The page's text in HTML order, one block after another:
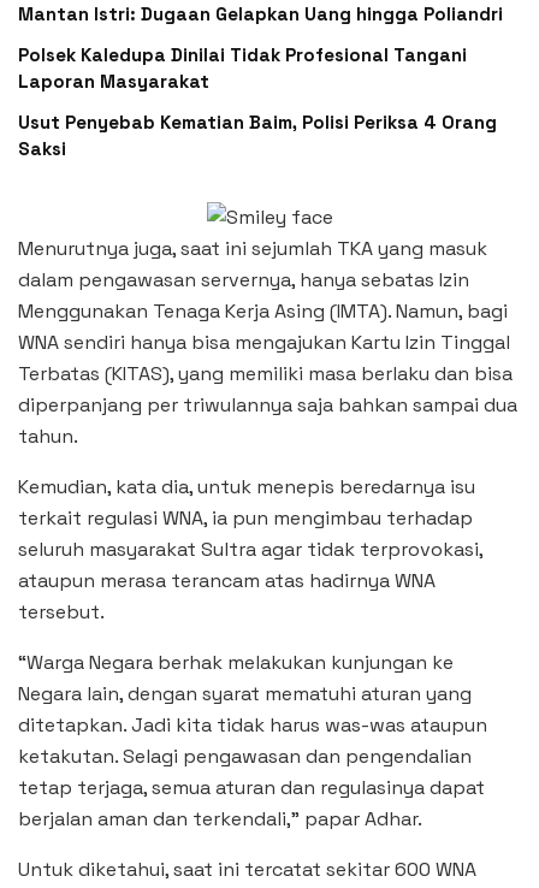
Mantan Istri: Dugaan Gelapkan Uang hingga Poliandri
Polsek Kaledupa Dinilai Tidak Profesional Tangani
Laporan Masyarakat
Usut Penyebab Kematian Baim, Polisi Periksa 4 Orang
Saksi
Menurutnya juga, saat ini sejumlah TKA yang masuk
dalam pengawasan servernya, hanya sebatas Izin
Menggunakan Tenaga Kerja Asing (IMTA). Namun, bagi
WNA sendiri hanya bisa mengajukan Kartu Izin Tinggal
Terbatas (KITAS), yang memiliki masa berlaku dan bisa
diperpanjang per triwulannya saja bahkan sampai dua
tahun.
Kemudian, kata dia, untuk menepis beredarnya isu
terkait regulasi WNA, ia pun mengimbau terhadap
seluruh masyarakat Sultra agar tidak terprovokasi,
ataupun merasa terancam atas hadirnya WNA
tersebut.
“Warga Negara berhak melakukan kunjungan ke
Negara lain, dengan syarat mematuhi aturan yang
ditetapkan. Jadi kita tidak harus was-was ataupun
ketakutan. Selagi pengawasan dan pengendalian
tetap terjaga, semua aturan dan regulasinya dapat
berjalan aman dan terkendali,” papar Adhar.
Untuk diketahui, saat ini tercatat sekitar 600 WNA